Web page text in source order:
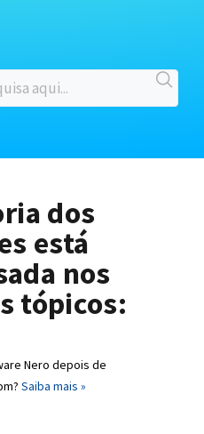
dos
está
nos
tópicos:
Nero depois de
Saiba mais »